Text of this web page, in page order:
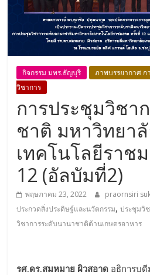
กิจกรรม มทร.ธัญบุรี ภาพบรรยากาศ
วิชาการ
การประชุมวิชา
ชาติ มหาวิทยา
เทคโนโลยีราช
12 (อัลบัมที่2)
พฤษภาคม 23, 2022 praornsiri
ประกวดสิ่งประดิษฐ์และนวัตกรรม,ประชุมวิ
วิชาการระดับนานาชาติด้านเกษตรอาหาร
รศ.ดร.สมหมาย ผิวสอาด อธิการบ